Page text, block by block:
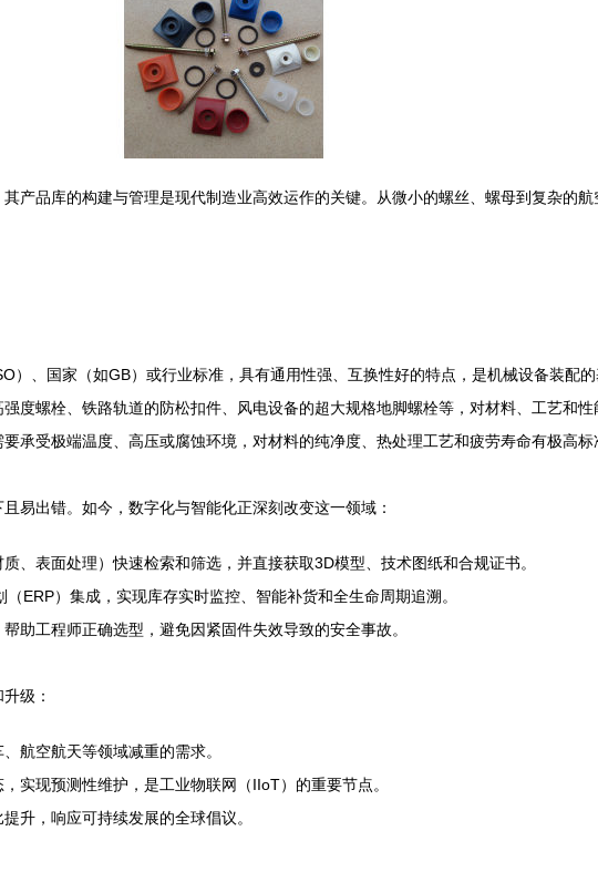
产品库的构建与管理是现代制造业高效运作的关键。从微小的螺丝、螺母到复杂的
）、国家（如GB）或行业标准，具有通用性强、互换性好的特点，是机械设备装配的
度螺栓、铁路轨道的防松扣件、风电设备的超大规格地脚螺栓等，对材料、工艺和性
承受极端温度、高压或腐蚀环境，对材料的纯净度、热处理工艺和疲劳寿命有极高标
易出错。如今，数字化与智能化正深刻改变这一领域：
、表面处理）快速检索和筛选，并直接获取3D模型、技术图纸和合规证书。
ERP）集成，实现库存实时监控、智能补货和全生命周期追溯。
助工程师正确选型，避免因紧固件失效导致的安全事故。
级：
航空航天等领域减重的需求。
实现预测性维护，是工业物联网（IIoT）的重要节点。
升，响应可持续发展的全球倡议。